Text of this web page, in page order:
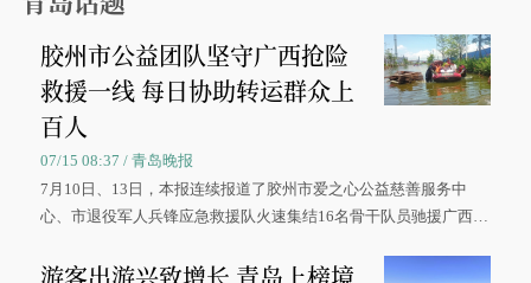
胶州市公益团队坚守广西抢险
救援一线 每日协助转运群众上
百人
07/15 08:37 / 青岛晚报
7月10日、13日，本报连续报道了胶州市爱之心公益慈善服务中
心、市退役军人兵锋应急救援队火速集结16名骨干队员驰援广西灾